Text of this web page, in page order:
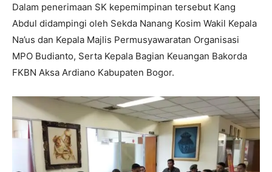
Dalam penerimaan SK kepemimpinan tersebut Kang
Abdul didampingi oleh Sekda Nanang Kosim Wakil Kepala
Na’us dan Kepala Majlis Permusyawaratan Organisasi
MPO Budianto, Serta Kepala Bagian Keuangan Bakorda
FKBN Aksa Ardiano Kabupaten Bogor.